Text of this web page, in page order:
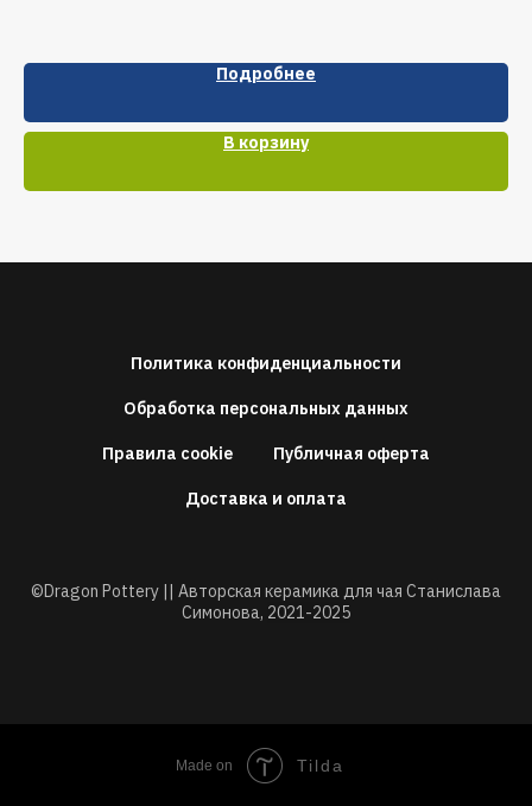
Подробнее
В корзину
Политика конфиденциальности
Обработка персональных данных
Правила cookie Публичная оферта
Доставка и оплата
©Dragon Pottery || Авторская керамика для чая Станислава
Симонова, 2021-2025
Made on Tilda